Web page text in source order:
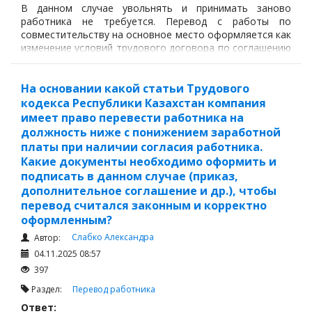
В данном случае увольнять и принимать заново
работника не требуется. Перевод с работы по
совместительству на основное место оформляется как
изменение условий трудового договора по соглашению
сторон, на основании ст. 33 Трудового кодекса
На основании какой статьи Трудового
кодекса Республики Казахстан компания
имеет право перевести работника на
должность ниже с понижением заработной
платы при наличии согласия работника.
Какие документы необходимо оформить и
подписать в данном случае (приказ,
дополнительное соглашение и др.), чтобы
перевод считался законным и корректно
оформленным?
Автор:
Слабко Александра
04.11.2025 08:57
397
Раздел: Перевод работника
Ответ: